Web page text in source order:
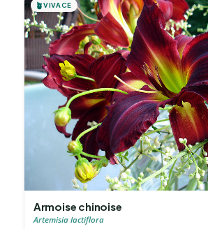
🪴VIVACE
Armoise chinoise
Artemisia lactiflora